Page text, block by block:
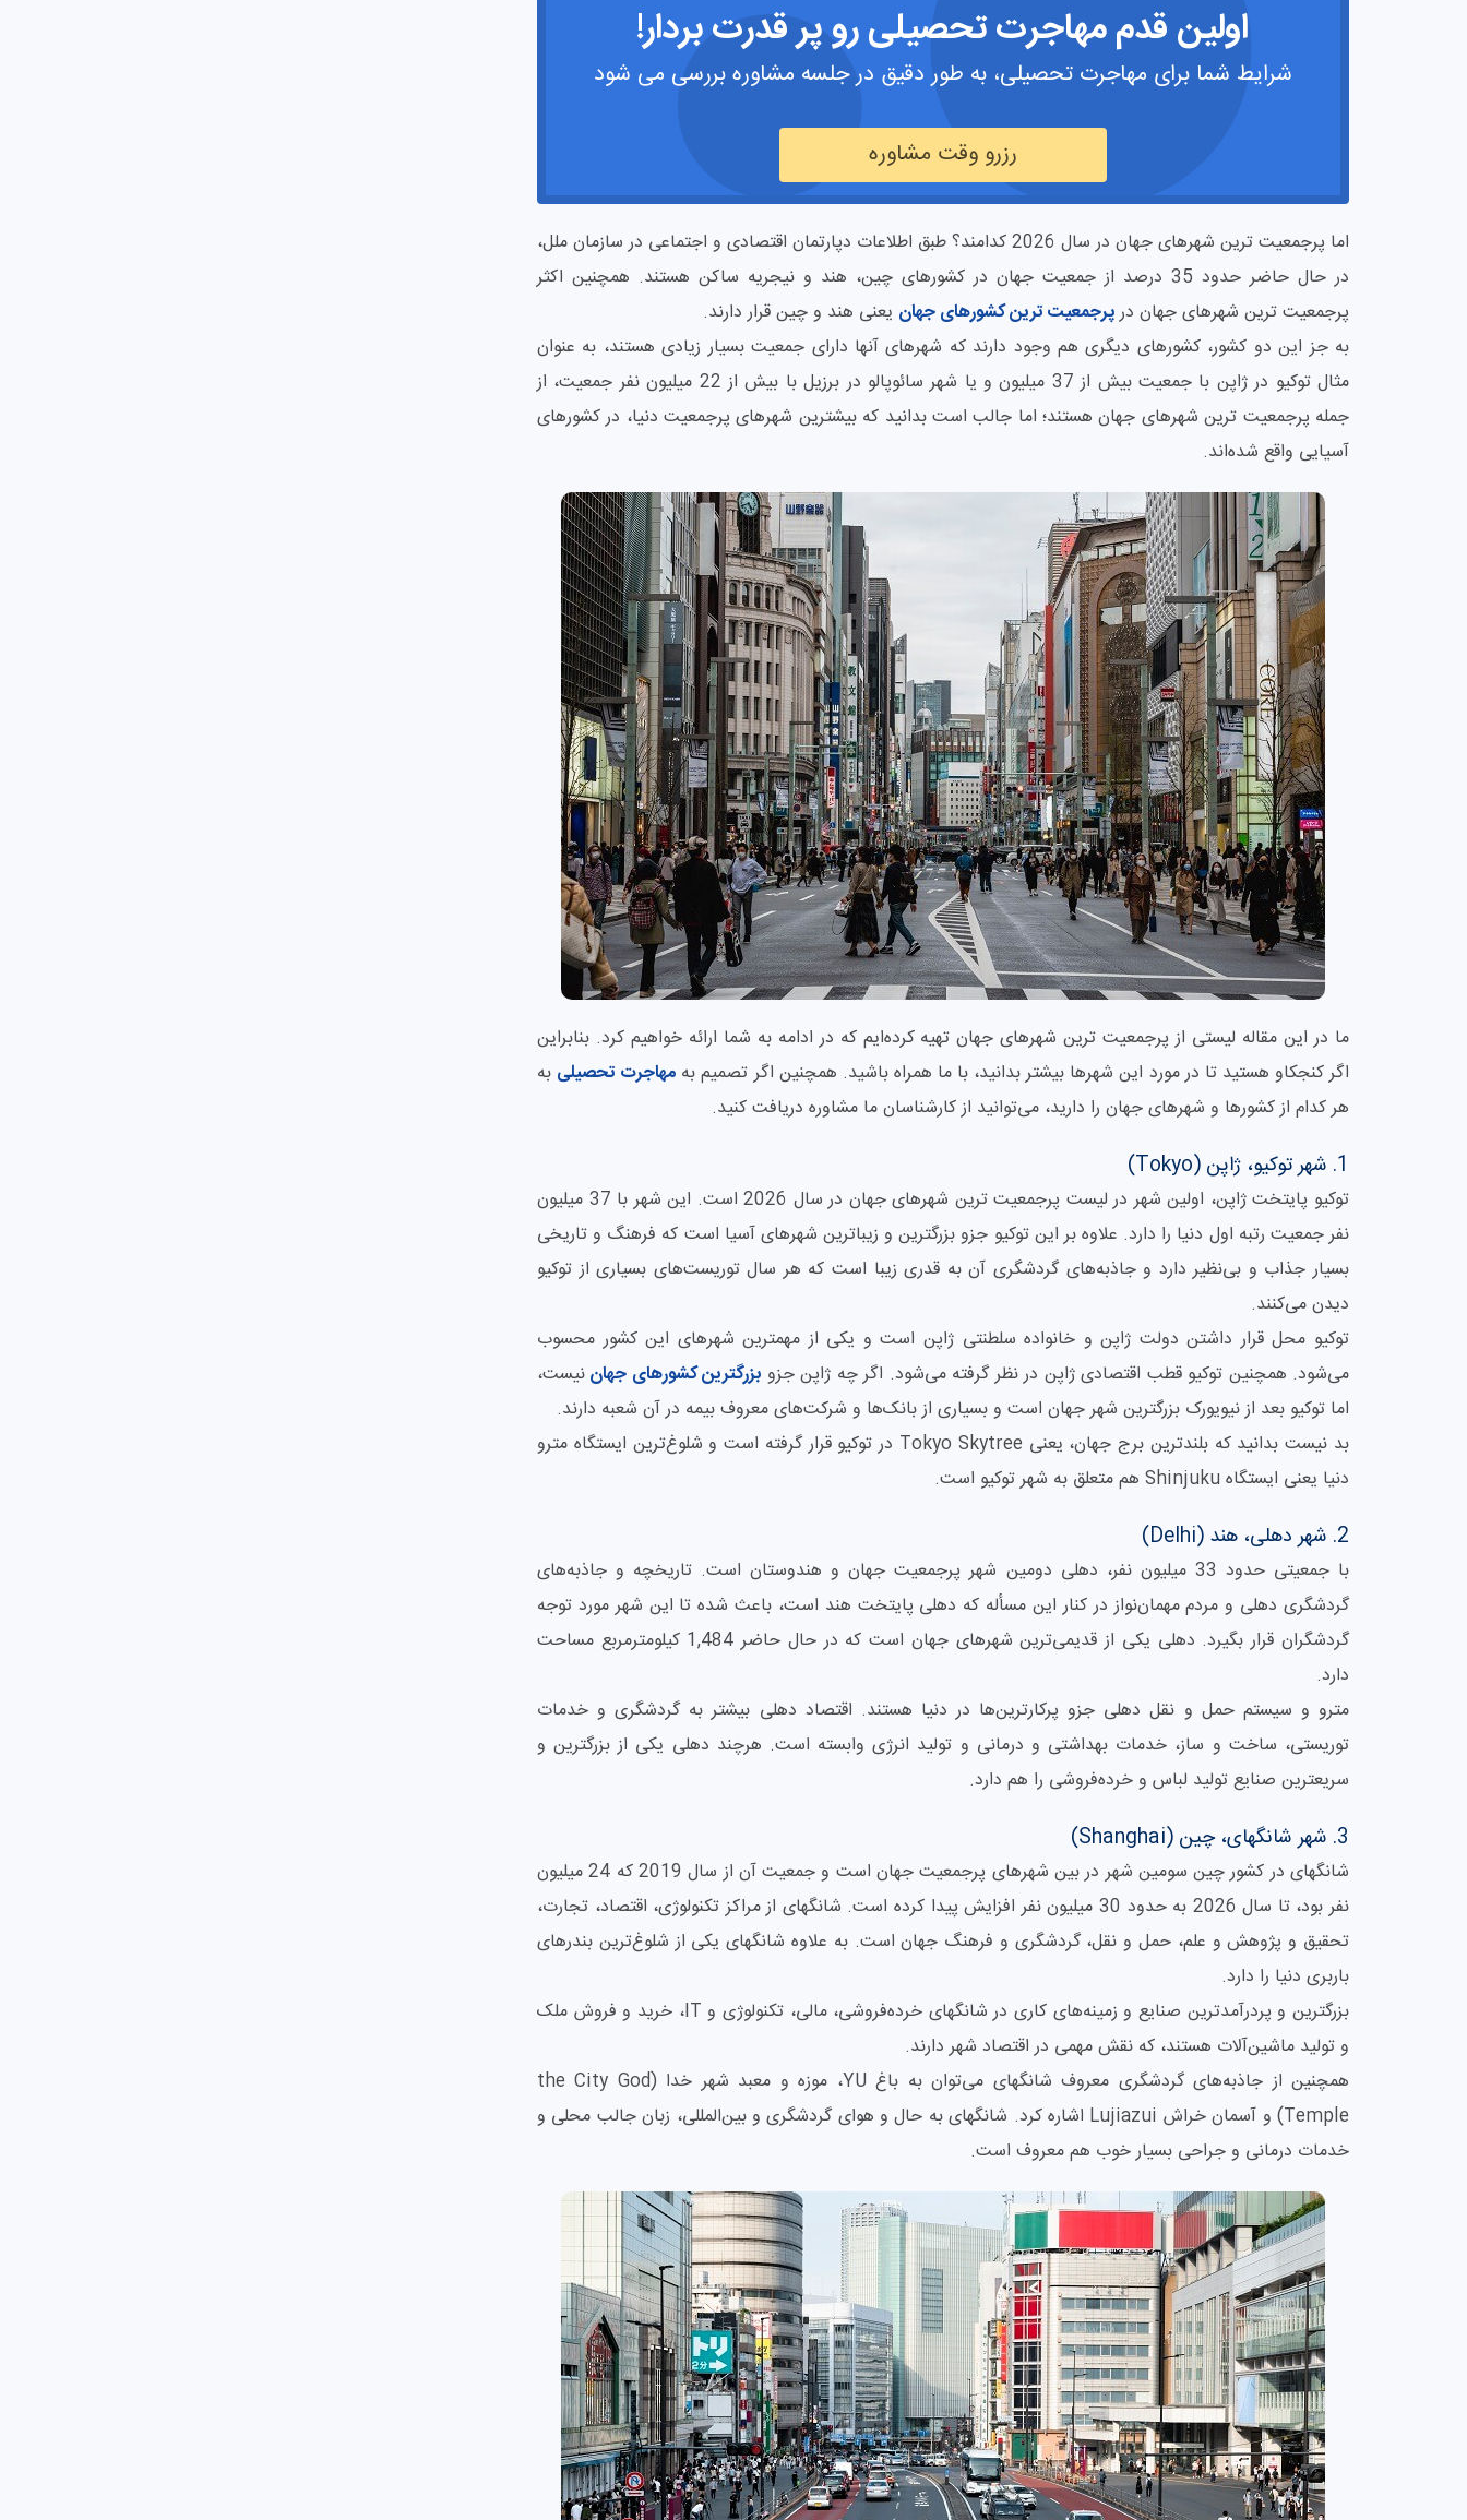
اولین قدم مهاجرت تحصیلی رو پر قدرت بردار!
شرایط شما برای مهاجرت تحصیلی، به طور دقیق در جلسه مشاوره بررسی می شود
رزرو وقت مشاوره
اما پرجمعیت ترین شهرهای جهان در سال 2026 کدامند؟ طبق اطلاعات دپارتمان اقتصادی و اجتماعی در سازمان ملل،
در حال حاضر حدود 35 درصد از جمعیت جهان در کشورهای چین، هند و نیجریه ساکن هستند. همچنین اکثر
پرجمعیت ترین شهرهای جهان درپرجمعیت ترین کشورهای جهان یعنی هند و چین قرار دارند.
به جز این دو کشور، کشورهای دیگری هم وجود دارند که شهرهای آنها دارای جمعیت بسیار زیادی هستند، به عنوان
مثال توکیو در ژاپن با جمعیت بیش از 37 میلیون و یا شهر سائوپالو در برزیل با بیش از 22 میلیون نفر جمعیت، از
جمله پرجمعیت ترین شهرهای جهان هستند؛ اما جالب است بدانید که بیشترین شهرهای پرجمعیت دنیا، در کشورهای
آسیایی واقع شده‌اند.
ما در این مقاله لیستی از پرجمعیت ترین شهرهای جهان تهیه کرده‌ایم که در ادامه به شما ارائه خواهیم کرد. بنابراین
اگر کنجکاو هستید تا در مورد این شهرها بیشتر بدانید، با ما همراه باشید. همچنین اگر تصمیم به مهاجرت تحصیلی به
هر کدام از کشورها و شهرهای جهان را دارید، می‌توانید از کارشناسان ما مشاوره دریافت کنید.
1. شهر توکیو، ژاپن (Tokyo)
توکیو پایتخت ژاپن، اولین شهر در لیست پرجمعیت ترین شهرهای جهان در سال 2026 است. این شهر با 37 میلیون
نفر جمعیت رتبه اول دنیا را دارد. علاوه بر این توکیو جزو بزرگترین و زیباترین شهرهای آسیا است که فرهنگ و تاریخی
بسیار جذاب و بی‌نظیر دارد و جاذبه‌های گردشگری آن به قدری زیبا است که هر سال توریست‌های بسیاری از توکیو
دیدن می‌کنند.
توکیو محل قرار داشتن دولت ژاپن و خانواده سلطنتی ژاپن است و یکی از مهمترین شهرهای این کشور محسوب
می‌شود. همچنین توکیو قطب اقتصادی ژاپن در نظر گرفته می‌شود. اگر چه ژاپن جزو بزرگترین کشورهای جهاننیست،
اما توکیو بعد از نیویورک بزرگترین شهر جهان است و بسیاری از بانک‌ها و شرکت‌های معروف بیمه در آن شعبه دارند.
بد نیست بدانید که بلندترین برج جهان، یعنی Tokyo Skytree در توکیو قرار گرفته است و شلوغ‌ترین ایستگاه مترو
دنیا یعنی ایستگاه Shinjuku هم متعلق به شهر توکیو است.
2. شهر دهلی، هند (Delhi)
با جمعیتی حدود 33 میلیون نفر، دهلی دومین شهر پرجمعیت جهان و هندوستان است. تاریخچه و جاذبه‌های
گردشگری دهلی و مردم مهمان‌نواز در کنار این مسأله که دهلی پایتخت هند است، باعث شده تا این شهر مورد توجه
گردشگران قرار بگیرد. دهلی یکی از قدیمی‌ترین شهرهای جهان است که در حال حاضر 1,484 کیلومترمربع مساحت
دارد.
مترو و سیستم حمل و نقل دهلی جزو پرکارترین‌ها در دنیا هستند. اقتصاد دهلی بیشتر به گردشگری و خدمات
توریستی، ساخت و ساز، خدمات بهداشتی و درمانی و تولید انرژی وابسته است. هرچند دهلی یکی از بزرگترین و
سریعترین صنایع تولید لباس و خرده‌فروشی را هم دارد.
3. شهر شانگهای، چین (Shanghai)
شانگهای در کشور چین سومین شهر در بین شهرهای پرجمعیت جهان است و جمعیت آن از سال 2019 که 24 میلیون
نفر بود، تا سال 2026 به حدود 30 میلیون نفر افزایش پیدا کرده است. شانگهای از مراکز تکنولوژی، اقتصاد، تجارت،
تحقیق و پژوهش و علم، حمل و نقل، گردشگری و فرهنگ جهان است. به علاوه شانگهای یکی از شلوغ‌ترین بندرهای
باربری دنیا را دارد.
بزرگترین و پردرآمدترین صنایع و زمینه‌های کاری در شانگهای خرده‌فروشی، مالی، تکنولوژی و IT، خرید و فروش ملک
و تولید ماشین‌آلات هستند، که نقش مهمی در اقتصاد شهر دارند.
همچنین از جاذبه‌های گردشگری معروف شانگهای می‌توان به باغ YU، موزه و معبد شهر خدا (the City God
Temple) و آسمان خراش Lujiazui اشاره کرد. شانگهای به حال و هوای گردشگری و بین‌المللی‌، زبان جالب محلی و
خدمات درمانی و جراحی بسیار خوب هم معروف است.